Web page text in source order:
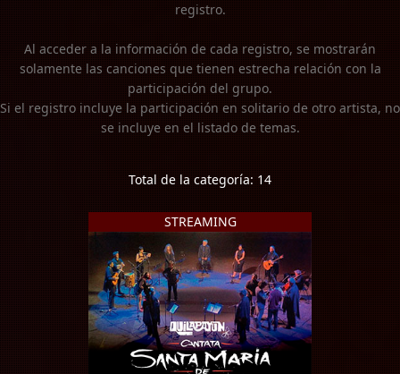
registro.
Al acceder a la información de cada registro, se mostrarán
solamente las canciones que tienen estrecha relación con la
participación del grupo.
Si el registro incluye la participación en solitario de otro artista, no
se incluye en el listado de temas.
Total de la categoría: 14
STREAMING